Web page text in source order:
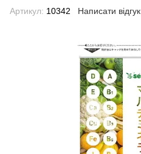
Артикул: 10342 Написати відгук